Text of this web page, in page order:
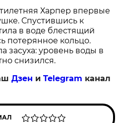
Харпер впервые
Спустившись к
в воде блестящий
потерянное кольцо.
засуха: уровень воды в
снизился.
Дзен иTelegram канал